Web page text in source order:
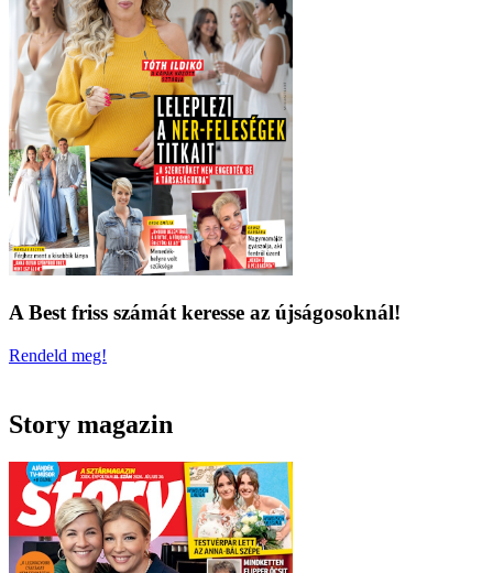
A Best friss számát keresse az újságosoknál!
Rendeld meg!
Story magazin